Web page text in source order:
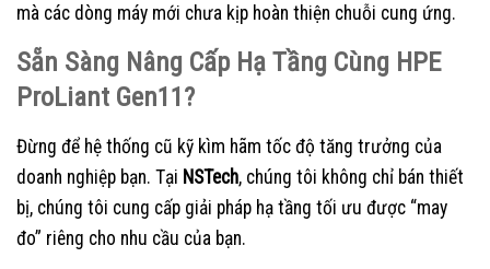
mà các dòng máy mới chưa kịp hoàn thiện chuỗi cung ứng.
Sẵn Sàng Nâng Cấp Hạ Tầng Cùng HPE
ProLiant Gen11?
Đừng để hệ thống cũ kỹ kìm hãm tốc độ tăng trưởng của
doanh nghiệp bạn. Tại NSTech, chúng tôi không chỉ bán thiết
bị, chúng tôi cung cấp giải pháp hạ tầng tối ưu được “may
đo” riêng cho nhu cầu của bạn.